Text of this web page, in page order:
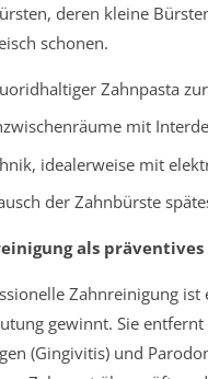
deren kleine
schonen.
Zahnpasta
mit
idealerweise mit
der Zahnbürste
als
Zahnreinigung
gewinnt. Sie
(Gingivitis) und